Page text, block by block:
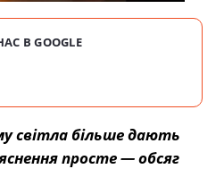
В GOOGLE
світла більше дають
просте — обсяг